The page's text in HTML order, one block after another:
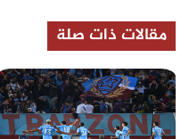
مقالات ذات صلة